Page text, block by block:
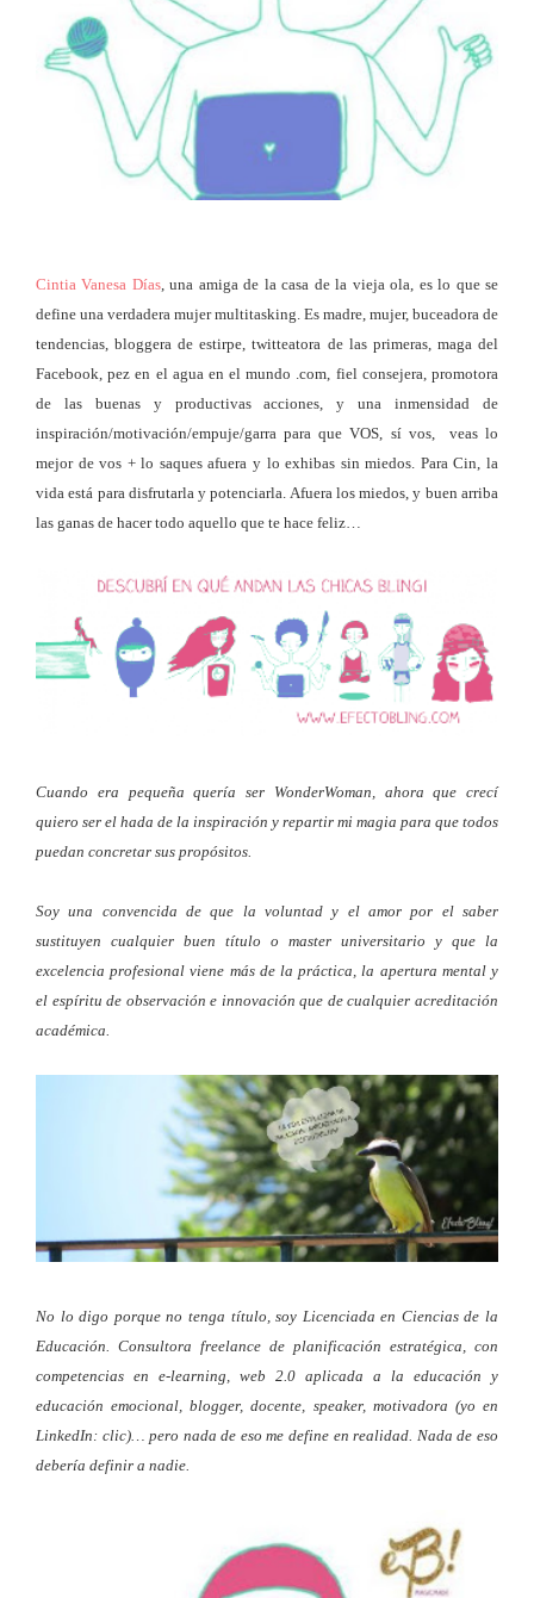
Cintia Vanesa Días, una amiga de la casa de la vieja ola, es lo que se
define una verdadera mujer multitasking. Es madre, mujer, buceadora de
tendencias, bloggera de estirpe, twitteatora de las primeras, maga del
Facebook, pez en el agua en el mundo .com, fiel consejera, promotora
de las buenas y productivas acciones, y una inmensidad de
inspiración/motivación/empuje/garra para que VOS, sí vos, veas lo
mejor de vos + lo saques afuera y lo exhibas sin miedos. Para Cin, la
vida está para disfrutarla y potenciarla. Afuera los miedos, y buen arriba
las ganas de hacer todo aquello que te hace feliz…
Cuando era pequeña quería ser WonderWoman, ahora que crecí
quiero ser el hada de la inspiración y repartir mi magia para que todos
puedan concretar sus propósitos.
Soy una convencida de que la voluntad y el amor por el saber
sustituyen cualquier buen título o master universitario y que la
excelencia profesional viene más de la práctica, la apertura mental y
el espíritu de observación e innovación que de cualquier acreditación
académica.
No lo digo porque no tenga título, soy Licenciada en Ciencias de la
Educación. Consultora freelance de planificación estratégica, con
competencias en e-learning, web 2.0 aplicada a la educación y
educación emocional, blogger, docente, speaker, motivadora (yo en
LinkedIn: clic)… pero nada de eso me define en realidad. Nada de eso
debería definir a nadie.